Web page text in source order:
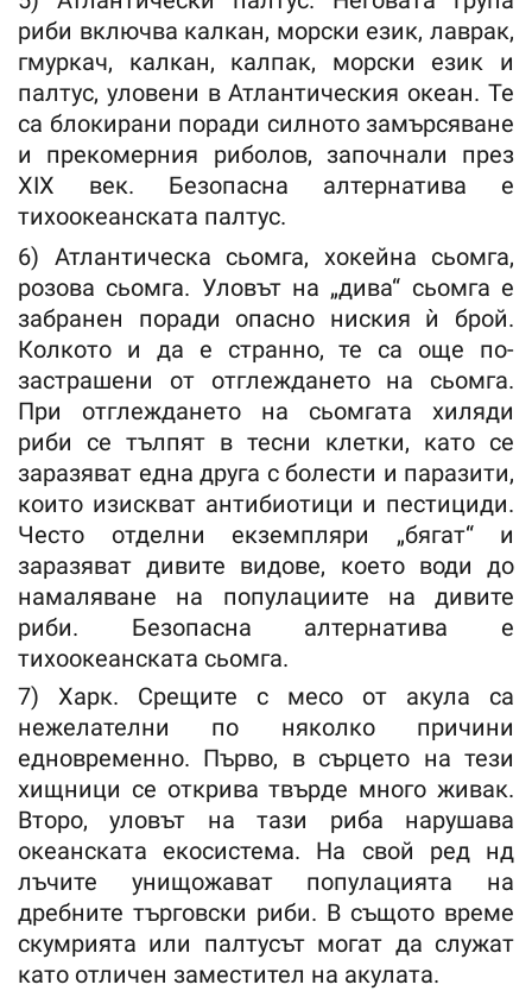
риби включва калкан, морски език, лаврак,
гмуркач, калкан, калпак, морски език и
палтус, уловени в Атлантическия океан. Те
са блокирани поради силното замърсяване
и прекомерния риболов, започнали през
XIX век. Безопасна алтернатива е
тихоокеанската палтус.
6) Атлантическа сьомга, хокейна сьомга,
розова сьомга. Уловът на „дива“ сьомга е
забранен поради опасно ниския ѝ брой.
Колкото и да е странно, те са още по-
застрашени от отглеждането на сьомга.
При отглеждането на сьомгата хиляди
риби се тълпят в тесни клетки, като се
заразяват една друга с болести и паразити,
които изискват антибиотици и пестициди.
Често отделни екземпляри „бягат“ и
заразяват дивите видове, което води до
намаляване на популациите на дивите
риби. Безопасна алтернатива е
тихоокеанската сьомга.
7) Харк. Срещите с месо от акула са
нежелателни по няколко причини
едновременно. Първо, в сърцето на тези
хищници се открива твърде много живак.
Второ, уловът на тази риба нарушава
океанската екосистема. На свой ред нд
лъчите унищожават популацията на
дребните търговски риби. В същото време
скумрията или палтусът могат да служат
като отличен заместител на акулата.